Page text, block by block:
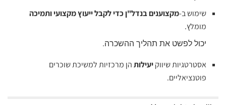
שימוש ב-מקצוענים בנדל"ן כדי לקבל ייעוץ מקצועי ותמיכה
מומלץ.
יכול לפשט את תהליך ההשכרה.
אסטרטגיות שיווקיעילותהן מרכזיות למשיכת שוכרים
פוטנציאליים.